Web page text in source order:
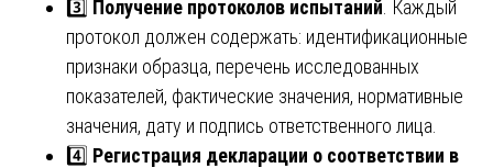
3️⃣ Получение протоколов испытаний . Каждый
протокол должен содержать: идентификационные
признаки образца, перечень исследованных
показателей, фактические значения, нормативные
значения, дату и подпись ответственного лица.
4️⃣ Регистрация декларации о соответствии в